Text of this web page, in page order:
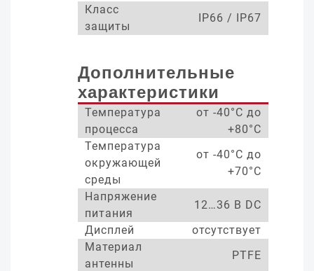
Класс
защиты
IP66 / IP67
Дополнительные
характеристики
Температура
процесса
от -40°С до
+80°С
Температура
окружающей
среды
от -40°С до
+70°С
Напряжение
питания
12…36 В DC
Дисплей
отсутствует
Материал
антенны
PTFE